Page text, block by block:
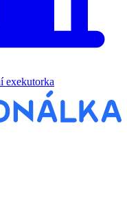
exekutorka